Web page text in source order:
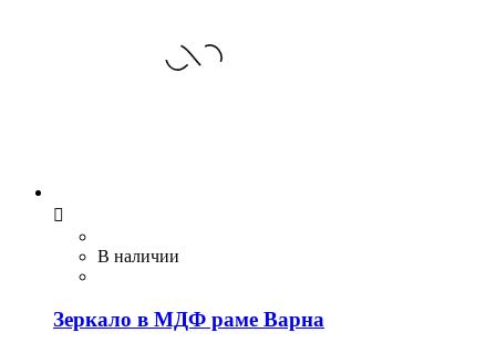

В наличии
Зеркало в МДФ раме Варна